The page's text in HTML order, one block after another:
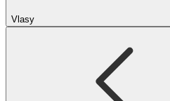
Vlasy